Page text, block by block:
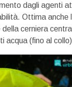
dagli agenti
Ottima anche
della cerniera
acqua (fino al